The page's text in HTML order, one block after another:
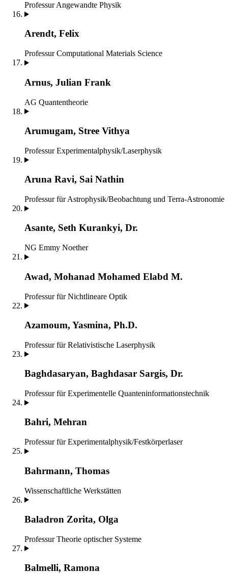
Professur Angewandte Physik
Arendt, Felix
Professur Computational Materials Science
Arnus, Julian Frank
AG Quantentheorie
Arumugam, Stree Vithya
Professur Experimentalphysik/Laserphysik
Aruna Ravi, Sai Nathin
Professur für Astrophysik/Beobachtung und Terra-Astronomie
Asante, Seth Kurankyi, Dr.
NG Emmy Noether
Awad, Mohanad Mohamed Elabd M.
Professur für Nichtlineare Optik
Azamoum, Yasmina, Ph.D.
Professur für Relativistische Laserphysik
Baghdasaryan, Baghdasar Sargis, Dr.
Professur für Experimentelle Quanteninformationstechnik
Bahri, Mehran
Professur für Experimentalphysik/Festkörperlaser
Bahrmann, Thomas
Wissenschaftliche Werkstätten
Baladron Zorita, Olga
Professur Theorie optischer Systeme
Balmelli, Ramona